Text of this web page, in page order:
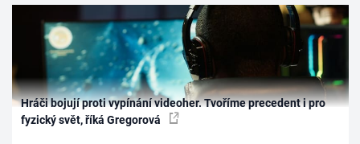
Hráči bojují proti vypínání videoher. Tvoříme precedent i pro
fyzický svět, říká Gregorová